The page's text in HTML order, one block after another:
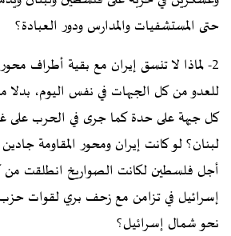
حتى المستشفيات والمدارس ودور العبادة؟
2- لماذا لا تنسق إيران مع بقية أطراف
للعدو من كل الجبهات في نفس اليوم، بدلا
كل جبهة على حدة كما جرى في الحرب على
لبنان؟ لو كانت إيران ومحور المقاومة
أجل فلسطين لكانت الصواريخ انطلقت من
إسرائيل في تزامن مع زحف بري لقوات
نحو شمال إسرائيل؟